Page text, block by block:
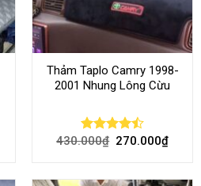
Thảm Taplo Camry 1998-
2001 Nhung Lông Cừu
Rated
430.000₫ 270.000₫